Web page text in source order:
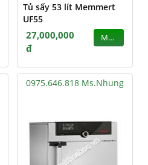
Tủ sấy 53 lít Memmert
UF55
27,000,000
đ
MUA
0975.646.818 Ms.Nhung